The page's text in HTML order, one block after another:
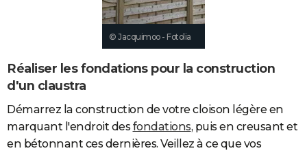
© Jacquimoo - Fotolia
Réaliser les fondations pour la construction
d'un claustra
Démarrez la construction de votre cloison légère en
marquant l'endroit desfondations, puis en creusant et
en bétonnant ces dernières. Veillez à ce que vos